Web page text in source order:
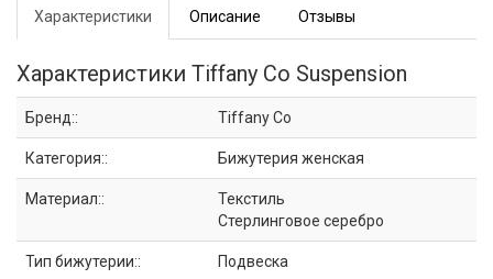
Характеристики Описание Отзывы
Характеристики Tiffany Co Suspension
Бренд:: Tiffany Co
Категория:: Бижутерия женская
Материал::
Текстиль
Стерлинговое серебро
Тип бижутерии:: Подвеска